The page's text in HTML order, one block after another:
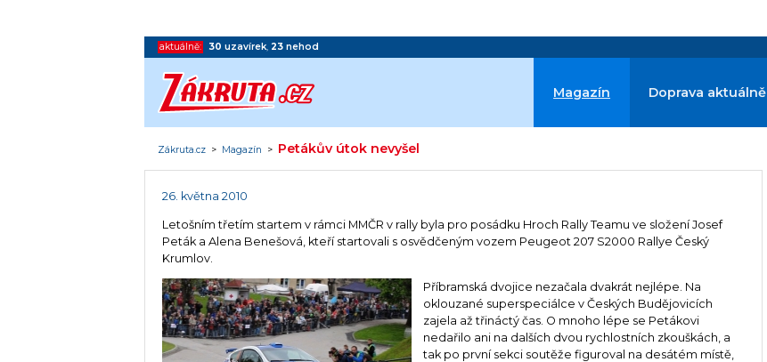
aktuálně: 30 uzavírek,23 nehod
Magazín Doprava aktuálně
Zákruta.cz > Magazín > Petákův útok nevyšel
26. května 2010
Letošním třetím startem v rámci MMČR v rally byla pro posádku Hroch Rally Teamu ve složení Josef
Peták a Alena Benešová, kteří startovali s osvědčeným vozem Peugeot 207 S2000 Rallye Český
Krumlov.
Příbramská dvojice nezačala dvakrát nejlépe. Na
oklouzané superspeciálce v Českých Budějovicích
zajela až třináctý čas. O mnoho lépe se Petákovi
nedařilo ani na dalších dvou rychlostních zkouškách, a
tak po první sekci soutěže figuroval na desátém místě,